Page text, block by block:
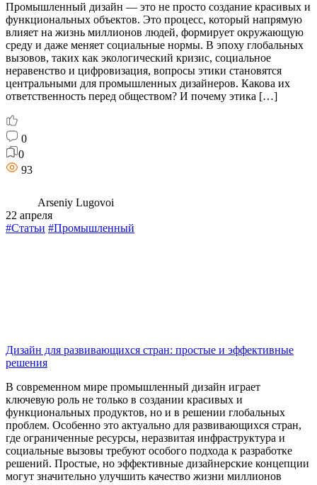
Промышленный дизайн — это не просто создание красивых и
функциональных объектов. Это процесс, который напрямую
влияет на жизнь миллионов людей, формирует окружающую
среду и даже меняет социальные нормы. В эпоху глобальных
вызовов, таких как экологический кризис, социальное
неравенство и цифровизация, вопросы этики становятся
центральными для промышленных дизайнеров. Какова их
ответственность перед обществом? И почему этика […]
0
0
93
Arseniy Lugovoi
22 апреля
#Статьи #Промышленный
Дизайн для развивающихся стран: простые и эффективные
решения
В современном мире промышленный дизайн играет
ключевую роль не только в создании красивых и
функциональных продуктов, но и в решении глобальных
проблем. Особенно это актуально для развивающихся стран,
где ограниченные ресурсы, неразвитая инфраструктура и
социальные вызовы требуют особого подхода к разработке
решений. Простые, но эффективные дизайнерские концепции
могут значительно улучшить качество жизни миллионов